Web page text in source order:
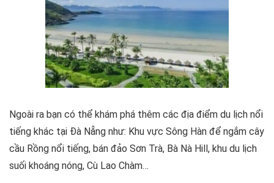
Ngoài ra bạn có thể khám phá thêm các địa điểm du lịch nổi
tiếng khác tại Đà Nẵng như: Khu vực Sông Hàn để ngắm cây
cầu Rồng nổi tiếng, bán đảo Sơn Trà, Bà Nà Hill, khu du lịch
suối khoáng nóng, Cù Lao Chàm…